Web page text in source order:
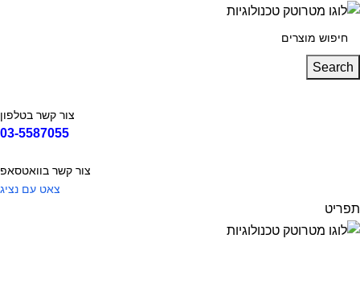
Search
צור קשר בטלפון
03-5587055
צור קשר בוואטסאפ
צאט עם נציג
תפריט